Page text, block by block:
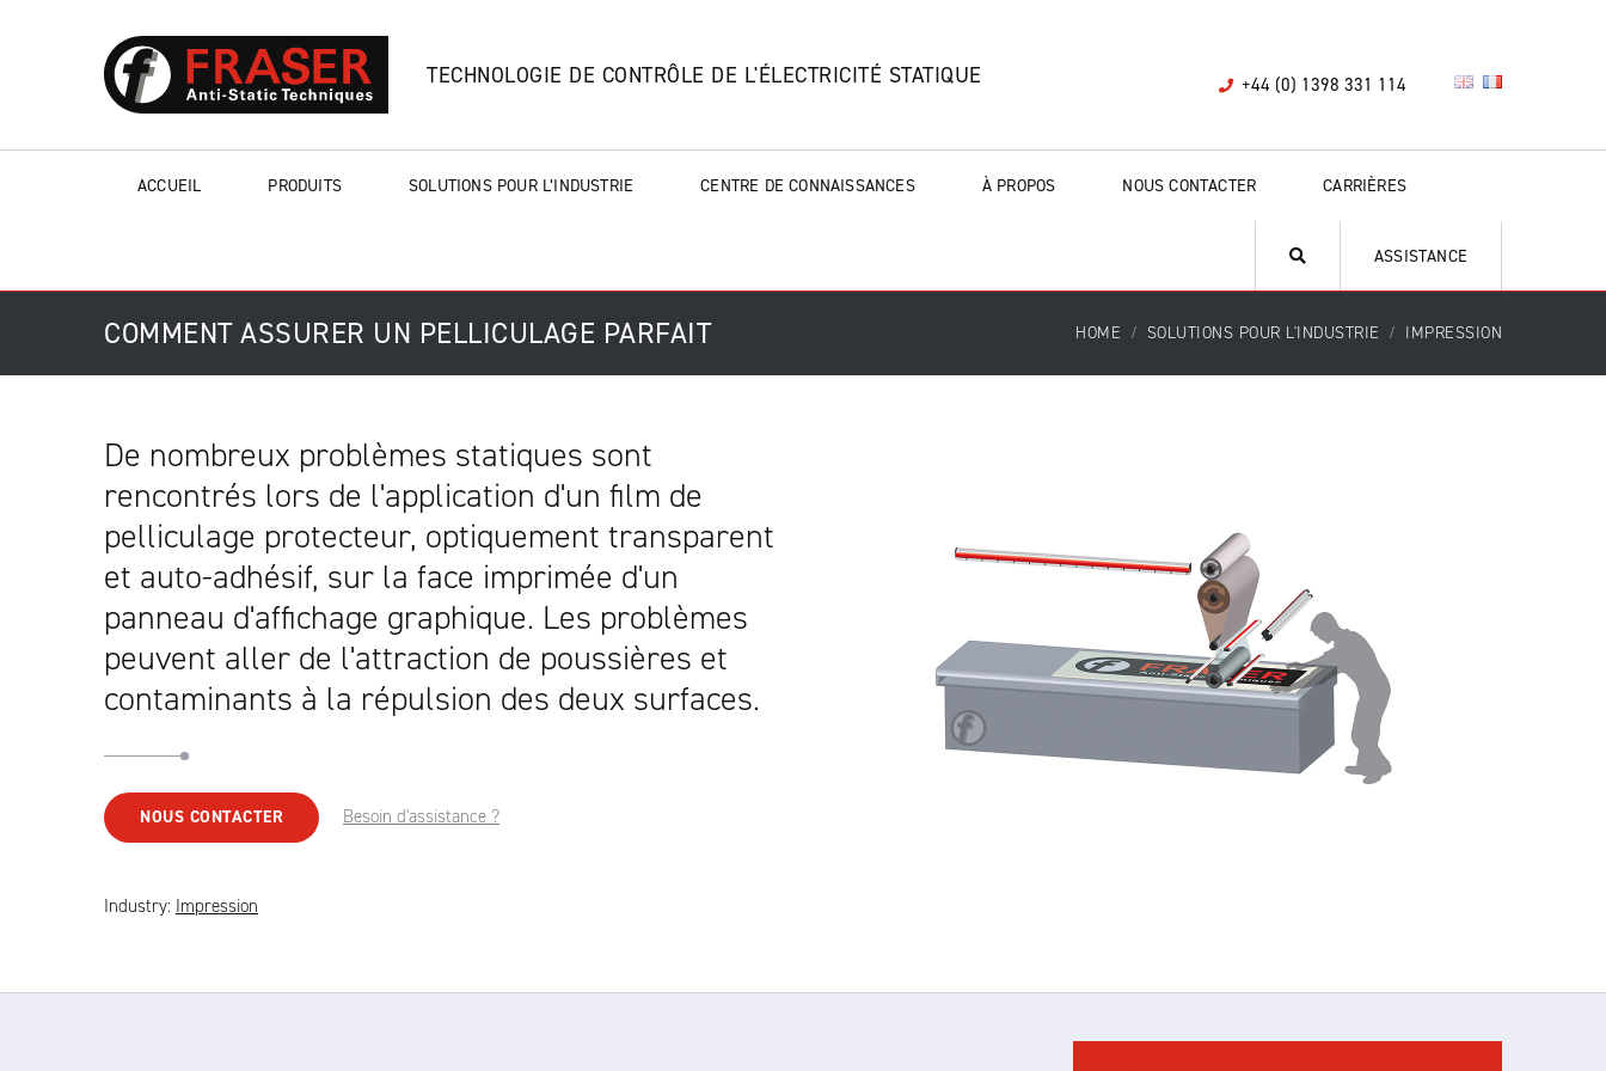
+44 (0) 1398 331 114
TECHNOLOGIE DE CONTRÔLE DE L'ÉLECTRICITÉ STATIQUE
ACCUEIL PRODUITS SOLUTIONS POUR L’INDUSTRIE CENTRE DE CONNAISSANCES À PROPOS NOUS CONTACTER CARRIÈRES
ASSISTANCE
COMMENT ASSURER UN PELLICULAGE PARFAIT HOME SOLUTIONS POUR L'INDUSTRIE IMPRESSION
De nombreux problèmes statiques sont
rencontrés lors de l'application d'un film de
pelliculage protecteur, optiquement transparent
et auto-adhésif, sur la face imprimée d'un
panneau d'affichage graphique. Les problèmes
peuvent aller de l'attraction de poussières et
contaminants à la répulsion des deux surfaces.
NOUS CONTACTER Besoin d'assistance ?
Industry: Impression